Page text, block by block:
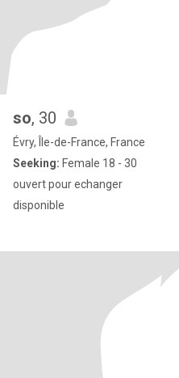
so, 30
Évry, Île-de-France, France
Seeking: Female 18 - 30
ouvert pour echanger
disponible